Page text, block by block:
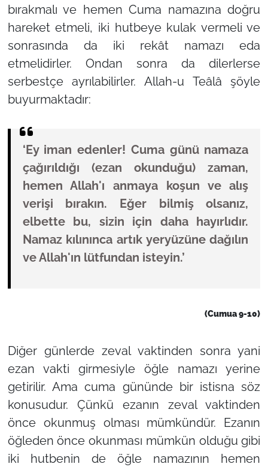
bırakmalı ve hemen Cuma namazına doğru
hareket etmeli, iki hutbeye kulak vermeli ve
sonrasında da iki rekât namazı eda
etmelidirler. Ondan sonra da dilerlerse
serbestçe ayrılabilirler. Allah-u Teâlâ şöyle
buyurmaktadır:
‘Ey iman edenler! Cuma günü namaza
çağırıldığı (ezan okunduğu) zaman,
hemen Allah'ı anmaya koşun ve alış
verişi bırakın. Eğer bilmiş olsanız,
elbette bu, sizin için daha hayırlıdır.
Namaz kılınınca artık yeryüzüne dağılın
ve Allah'ın lütfundan isteyin.’
(Cumua 9-10)
Diğer günlerde zeval vaktinden sonra yani
ezan vakti girmesiyle öğle namazı yerine
getirilir. Ama cuma gününde bir istisna söz
konusudur. Çünkü ezanın zeval vaktinden
önce okunmuş olması mümkündür. Ezanın
öğleden önce okunması mümkün olduğu gibi
iki hutbenin de öğle namazının hemen